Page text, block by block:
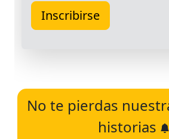
No te pierdas
historias